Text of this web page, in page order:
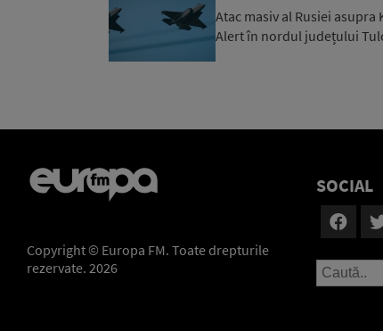
Atac masiv al Rusiei
Alert în nordul județului
Copyright © Europa FM. Toate drepturile
rezervate. 2026
SOCIAL